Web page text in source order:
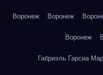
Воронеж Воронеж
Воронеж
Габриэль Гарсиа